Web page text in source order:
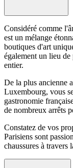
Considéré comme
est un mélange
boutiques d'art
également un lieu
entier.
De la plus ancienne
Luxembourg, vous
gastronomie
de nombreux arrêts
Constatez de vos
Parisiens sont
chaussures à travers